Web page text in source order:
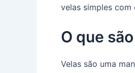
velas simples com
O que
Velas são uma